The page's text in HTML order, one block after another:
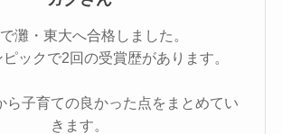
灘・東大へ合格しました。
ックで2回の受賞歴があります。
ら子育ての良かった点をまとめてい
きます。